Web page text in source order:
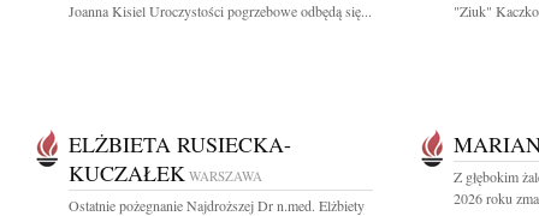
Joanna Kisiel Uroczystości pogrzebowe odbędą się...
"Ziuk"
ELŻBIETA RUSIECKA-
KUCZAŁEK WARSZAWA
Ostatnie pożegnanie Najdroższej Dr n.med. Elżbiety
Z głębokim
2026 roku